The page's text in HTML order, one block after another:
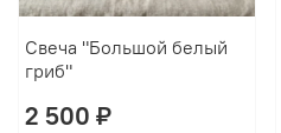
Свеча "Большой белый
гриб"
2 500 ₽